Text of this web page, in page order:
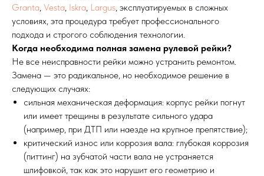
Granta Vesta Iskra Largus , эксплуатируемых в сложных
условиях, эта процедура требует профессионального
подхода и строгого соблюдения технологии.
Когда необходима полная замена рулевой рейки?
Не все неисправности рейки можно устранить ремонтом.
Замена — это радикальное, но необходимое решение в
следующих случаях:
сильная механическая деформация: корпус рейки погнут
или имеет трещины в результате сильного удара
(например, при ДТП или наезде на крупное препятствие);
критический износ или коррозия вала: глубокая коррозия
(питтинг) на зубчатой части вала не устраняется
шлифовкой, так как это нарушит его геометрию и